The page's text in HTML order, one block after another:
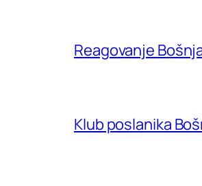
Reagovanje
Klub poslanika